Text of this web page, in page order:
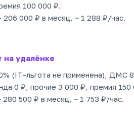
100 000 ₽.
206 000 ₽ в месяц, ~ 1 288 ₽/час.
на удалёнке
(IT-льгота не применена), ДМС
0 ₽, прочие 3 000 ₽, премия 150
280 500 ₽ в месяц, ~ 1 753 ₽/час.